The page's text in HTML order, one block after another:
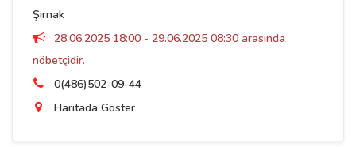
Şırnak
28.06.2025 18:00 - 29.06.2025 08:30 arasında
nöbetçidir.
0(486)502-09-44
Haritada Göster